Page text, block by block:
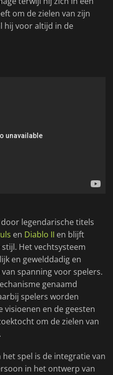
om de zielen van zijn
hij voor altijd in de
legendarische titels
en Diablo II en blijft
Het vechtsysteem
en gewelddadig en
spanning voor spelers.
genaamd
spelers worden
en de geesten
om de zielen van
spel is de integratie van
in het ontwerp van